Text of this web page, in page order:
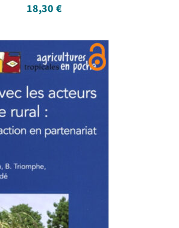
18,30 €